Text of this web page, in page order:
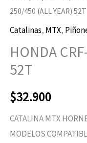
250/450 (ALL YEAR) 52T
Catalinas, MTX,
HONDA
52T
$32.900
CATALINA MTX
MODELOS